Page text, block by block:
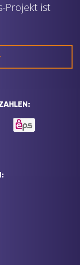
Projekt ist